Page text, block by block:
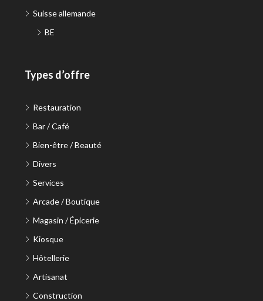
Suisse allemande
BE
Types d’offre
Restauration
Bar / Café
Bien-être / Beauté
Divers
Services
Arcade / Boutique
Magasin / Épicerie
Kiosque
Hôtellerie
Artisanat
Construction